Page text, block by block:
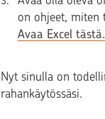
on ohjeet, miten
Avaa Excel tästä.
Nyt sinulla on
rahankäytössäsi.